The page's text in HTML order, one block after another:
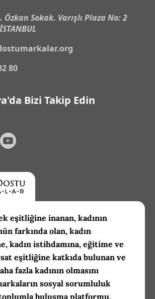
Özkan Sokak. Varışlı Plaza No: 2
80
Bizi Takip Edin
eşitliğine inanan, kadının
farkında olan, kadın
kadın istihdamına, eğitime ve
eşitliğine katkıda bulunan ve
fazla kadının olmasını
sosyal sorumluluk
buluşma platformu.